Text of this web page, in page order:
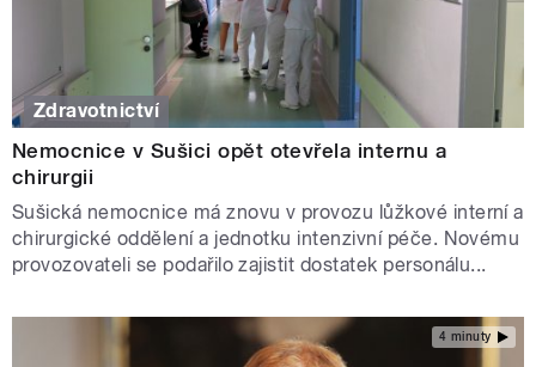
Zdravotnictví
Nemocnice v Sušici opět otevřela internu a
chirurgii
Sušická nemocnice má znovu v provozu lůžkové interní a
chirurgické oddělení a jednotku intenzivní péče. Novému
provozovateli se podařilo zajistit dostatek personálu...
4 minuty